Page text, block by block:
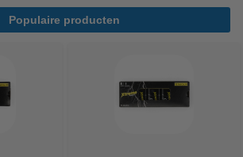
Populaire producten